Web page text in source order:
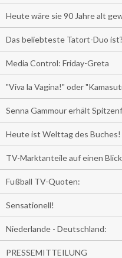
Heute wäre sie 90 Jahre alt
Das beliebteste Tatort-Duo ist?
Media Control: Friday-Greta
"Viva la Vagina!" oder
Senna Gammour erhält
Heute ist Welttag des Buches!
TV-Marktanteile auf einen Blick
Fußball TV-Quoten:
Sensationell!
Niederlande - Deutschland:
PRESSEMITTEILUNG